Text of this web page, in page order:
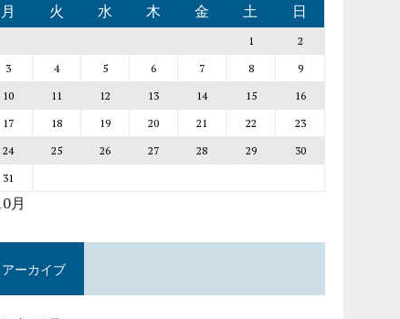
月
火 水 木 金 土 日
1
2
3
4 5 6 7 8
9
10
11 12 13 14 15
16
17
18 19 20 21 22
23
24
25 26 27 28 29
30
31
月
アーカイブ